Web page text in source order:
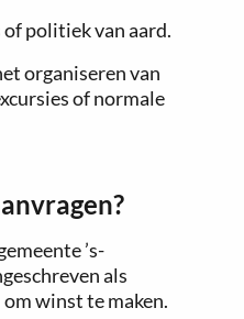
politiek van aard.
organiseren van
of normale
’s-
als
winst te maken.